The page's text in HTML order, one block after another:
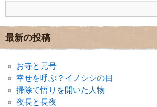
最新の投稿
お寺と元号
幸せを呼ぶ？イノシシの目
掃除で悟りを開いた人物
夜長と長夜